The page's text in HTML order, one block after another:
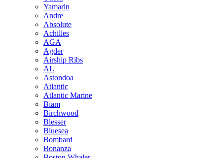
Yamarin
Andre
Absolute
Achilles
AGA
Agder
Airship Ribs
AL
Astondoa
Atlantic
Atlantic Marine
Biam
Birchwood
Blesser
Bluesea
Bombard
Bonanza